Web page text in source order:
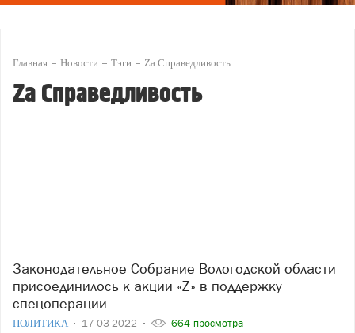
Главная Новости Тэги Zа Справедливость
Zа Справедливость
Законодательное Собрание Вологодской области
присоединилось к акции «Z» в поддержку
спецоперации
ПОЛИТИКА 17-03-2022 664 просмотра